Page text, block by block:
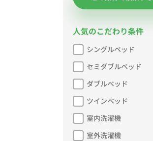
人気のこだわり条件
シングルベッド
セミダブルベッド
ダブルベッド
ツインベッド
室内洗濯機
室外洗濯機